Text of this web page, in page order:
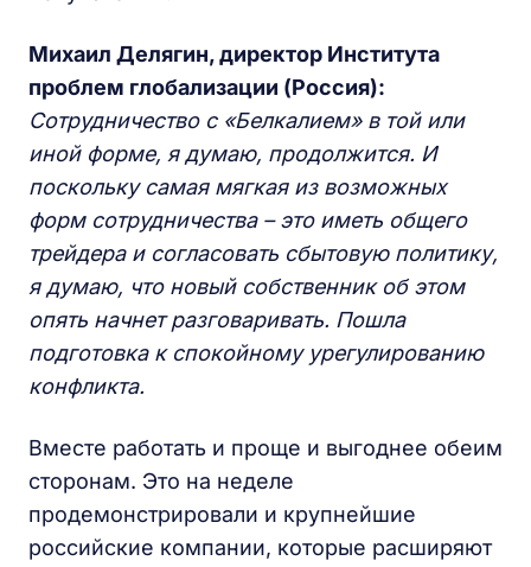
Михаил Делягин, директор Института
проблем глобализации (Россия):
Сотрудничество с «Белкалием» в той или
иной форме, я думаю, продолжится. И
поскольку самая мягкая из возможных
форм сотрудничества – это иметь общего
трейдера и согласовать сбытовую политику,
я думаю, что новый собственник об этом
опять начнет разговаривать. Пошла
подготовка к спокойному урегулированию
конфликта.
Вместе работать и проще и выгоднее обеим
сторонам. Это на неделе
продемонстрировали и крупнейшие
российские компании, которые расширяют